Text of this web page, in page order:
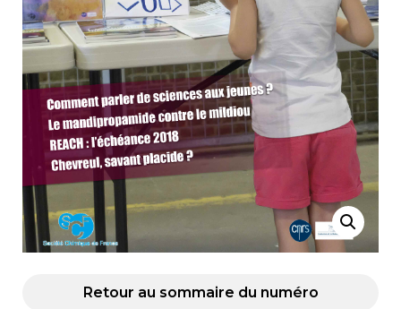
Retour au sommaire du numéro